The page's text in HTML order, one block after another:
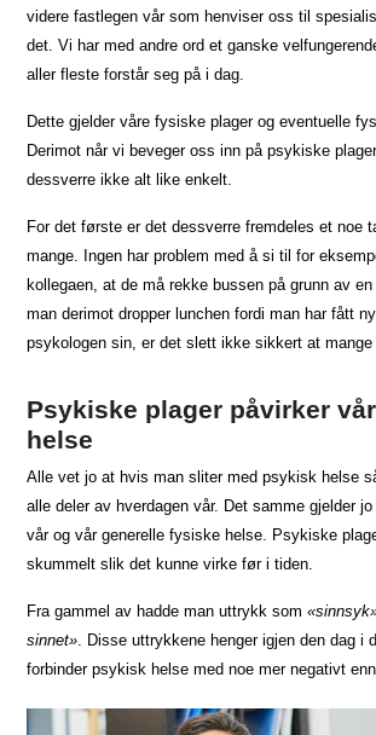
videre fastlegen vår som henviser oss til
det. Vi har med andre ord et ganske
aller fleste forstår seg på i dag.
Dette gjelder våre fysiske plager og eventuelle
Derimot når vi beveger oss inn på psykiske
dessverre ikke alt like enkelt.
For det første er det dessverre fremdeles et noe
mange. Ingen har problem med å si til for
kollegaen, at de må rekke bussen på grunn av
man derimot dropper lunchen fordi man har fått
psykologen sin, er det slett ikke sikkert at
Psykiske plager påvirker
helse
Alle vet jo at hvis man sliter med psykisk helse
alle deler av hverdagen vår. Det samme gjelder
vår og vår generelle fysiske helse. Psykiske
skummelt slik det kunne virke før i tiden.
Fra gammel av hadde man uttrykk som
sinnet». Disse uttrykkene henger igjen den dag i
forbinder psykisk helse med noe mer negativt